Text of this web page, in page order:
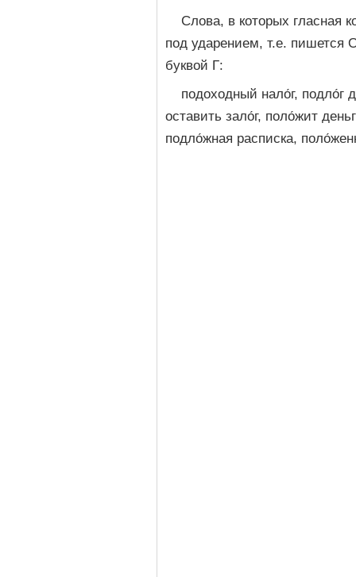
Слова, в которых гласная
под ударением, т.е. пишется
буквой Г:
подоходный нало́г, подло́г
оставить зало́г, поло́жит
подло́жная расписка,